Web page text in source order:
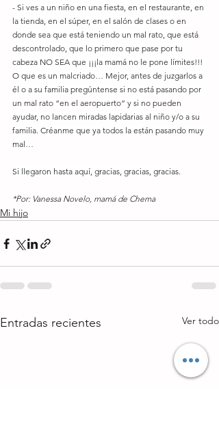
- Si ves a un niño en una fiesta, en el restaurante, en
la tienda, en el súper, en el salón de clases o en
donde sea que está teniendo un mal rato, que está
descontrolado, que lo primero que pase por tu
cabeza NO SEA que ¡¡¡la mamá no le pone límites!!!
O que es un malcriado… Mejor, antes de juzgarlos a
él o a su familia pregúntense si no está pasando por
un mal rato “en el aeropuerto” y si no pueden
ayudar, no lancen miradas lapidarias al niño y/o a su
familia. Créanme que ya todos la están pasando muy
mal…
Si llegaron hasta aquí, gracias, gracias, gracias.
*Por: Vanessa Novelo, mamá de Chema
Mi hijo
Entradas recientes Ver todo